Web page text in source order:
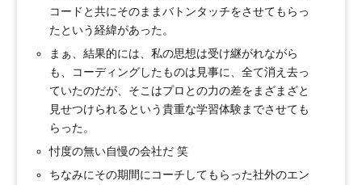
コードと共にそのままバトンタッチをさせてもらっ
たという経緯があった。
まぁ、結果的には、私の思想は受け継がれながら
も、コーディングしたものは見事に、全て消え去っ
ていたのだが、そこはプロとの力の差をまざまざと
見せつけられるという貴重な学習体験までさせても
らった。
忖度の無い自慢の会社だ 笑
ちなみにその期間にコーチしてもらった社外のエン